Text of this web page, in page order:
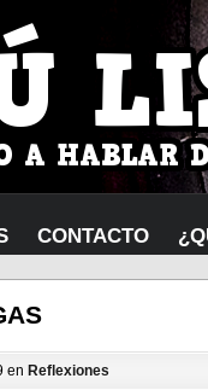
CONTACTO
en Reflexiones